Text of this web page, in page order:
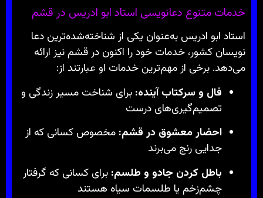
خدمات متنوع دعانویسی استاد ابو ادریس در قشم
استاد ابو ادریس به‌عنوان یکی از شناخته‌شده‌ترین دعا
نویسان کشور، خدمات خود را اکنون در قشم نیز ارائه
می‌دهد. برخی از مهم‌ترین خدمات او عبارتند از:
فال و سرکتاب آینده: برای شناخت مسیر زندگی و
تصمیم‌گیری‌های درست
احضار معشوق در قشم: مخصوص کسانی که از
جدایی رنج می‌برند
باطل کردن جادو و طلسم: برای کسانی که گرفتار
چشم‌زخم یا طلسمات سیاه هستند